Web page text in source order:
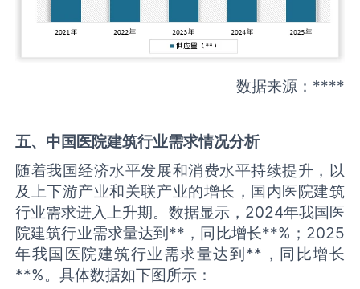
数据来源：****
五、中国医院建筑行业需求情况分析
随着我国经济水平发展和消费水平持续提升，以
及上下游产业和关联产业的增长，国内医院建筑
行业需求进入上升期。数据显示，2024年我国医
院建筑行业需求量达到**，同比增长**%；2025
年我国医院建筑行业需求量达到**，同比增长
**%。具体数据如下图所示：